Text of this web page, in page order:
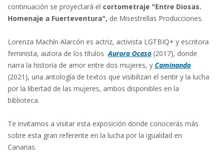
continuación se proyectará el cortometraje "Entre Diosas.
Homenaje a Fuerteventura", de Misestrellas Producciones.
Lorenza Machín Alarcón es actriz, activista LGTBIQ+ y escritora
feminista, autora de los títulosAurora Ocaso (2017), donde
narra la historia de amor entre dos mujeres, y Caminando
(2021), una antología de textos que visibilizan el sentir y la lucha
por la libertad de las mujeres, ambos disponibles en la
biblioteca.
Te invitamos a visitar esta exposición donde conocerás más
sobre esta gran referente en la lucha por la igualdad en
Canarias.